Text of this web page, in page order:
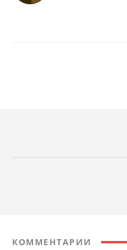
КОММЕНТАРИИ